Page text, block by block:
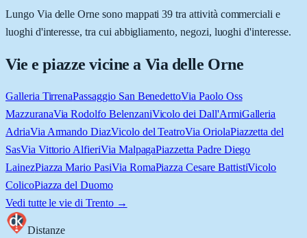
Lungo Via delle Orne sono mappati 39 tra attività commerciali e
luoghi d'interesse, tra cui abbigliamento, negozi, luoghi d'interesse.
Vie e piazze vicine a Via delle Orne
Galleria TirrenaPassaggio San BenedettoVia Paolo Oss
MazzuranaVia Rodolfo BelenzaniVicolo dei Dall'ArmiGalleria
AdriaVia Armando DiazVicolo del TeatroVia OriolaPiazzetta del
SasVia Vittorio AlfieriVia MalpagaPiazzetta Padre Diego
LainezPiazza Mario PasiVia RomaPiazza Cesare BattistiVicolo
ColicoPiazza del Duomo
Vedi tutte le vie di Trento→
Distanze